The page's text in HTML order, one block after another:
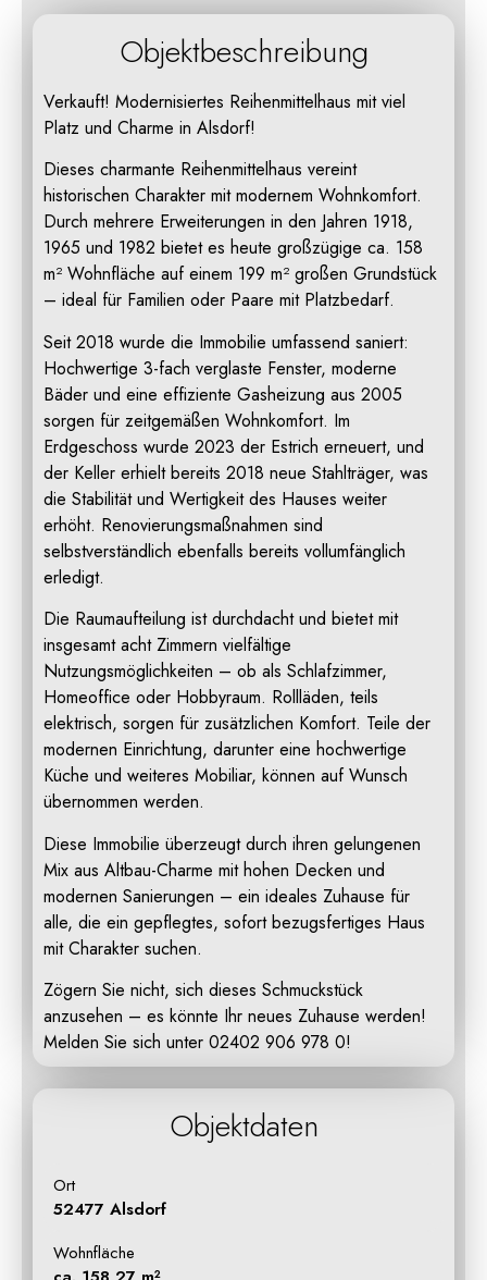
Objektbeschreibung
Verkauft! Modernisiertes Reihenmittelhaus mit viel
Platz und Charme in Alsdorf!
Dieses charmante Reihenmittelhaus vereint
historischen Charakter mit modernem Wohnkomfort.
Durch mehrere Erweiterungen in den Jahren 1918,
1965 und 1982 bietet es heute großzügige ca. 158
m² Wohnfläche auf einem 199 m² großen Grundstück
– ideal für Familien oder Paare mit Platzbedarf.
Seit 2018 wurde die Immobilie umfassend saniert:
Hochwertige 3-fach verglaste Fenster, moderne
Bäder und eine effiziente Gasheizung aus 2005
sorgen für zeitgemäßen Wohnkomfort. Im
Erdgeschoss wurde 2023 der Estrich erneuert, und
der Keller erhielt bereits 2018 neue Stahlträger, was
die Stabilität und Wertigkeit des Hauses weiter
erhöht. Renovierungsmaßnahmen sind
selbstverständlich ebenfalls bereits vollumfänglich
erledigt.
Die Raumaufteilung ist durchdacht und bietet mit
insgesamt acht Zimmern vielfältige
Nutzungsmöglichkeiten – ob als Schlafzimmer,
Homeoffice oder Hobbyraum. Rollläden, teils
elektrisch, sorgen für zusätzlichen Komfort. Teile der
modernen Einrichtung, darunter eine hochwertige
Küche und weiteres Mobiliar, können auf Wunsch
übernommen werden.
Diese Immobilie überzeugt durch ihren gelungenen
Mix aus Altbau-Charme mit hohen Decken und
modernen Sanierungen – ein ideales Zuhause für
alle, die ein gepflegtes, sofort bezugsfertiges Haus
mit Charakter suchen.
Zögern Sie nicht, sich dieses Schmuckstück
anzusehen – es könnte Ihr neues Zuhause werden!
Melden Sie sich unter 02402 906 978 0!
Objektdaten
Ort
52477 Alsdorf
Wohnfläche